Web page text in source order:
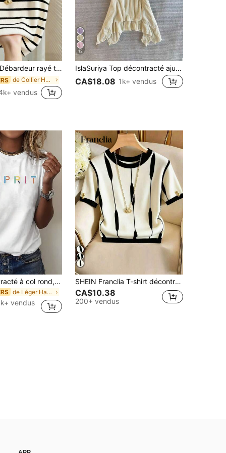
col élégant et décontracté pour femmes
de Collier Hauts, chemisiers et t-shirts pour femm
vendus
12
IslaSuriya Top décontracté ajusté à col noué et froncé pour femmes
CA$18.08 1k+ vendus
T-shirt décontracté à col rond, manches courtes, imprimé de lettres colorées, pour femmes. Blanc, style vacances, été
de Léger Hauts, chemisiers et t-shirts pour femmes
vendus
SHEIN Franclia T-shirt décontracté polyvalent à col rond et manches courtes pour femmes, avec couleurs contrastées
CA$10.38
200+ vendus